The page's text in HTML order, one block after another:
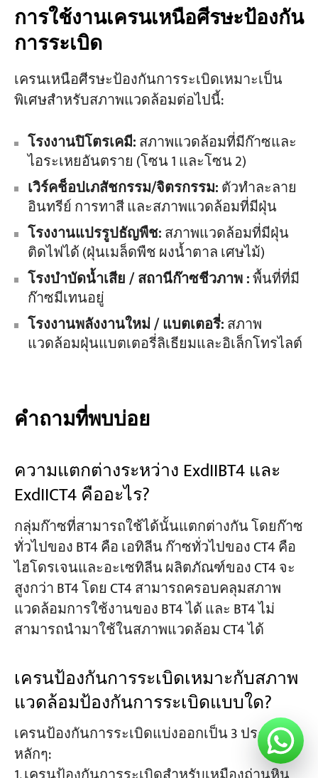
การใช้งานเครนเหนือศีรษะป้องกัน
การระเบิด
เครนเหนือศีรษะป้องกันการระเบิดเหมาะเป็น
พิเศษสำหรับสภาพแวดล้อมต่อไปนี้:
โรงงานปิโตรเคมี:สภาพแวดล้อมที่มีก๊าซและ
ไอระเหยอันตราย (โซน 1 และโซน 2)
เวิร์คช็อปเภสัชกรรม/จิตรกรรม:ตัวทำละลาย
อินทรีย์ การทาสี และสภาพแวดล้อมที่มีฝุ่น
โรงงานแปรรูปธัญพืช:สภาพแวดล้อมที่มีฝุ่น
ติดไฟได้ (ฝุ่นเมล็ดพืช ผงน้ำตาล เศษไม้)
โรงบำบัดน้ำเสีย / สถานีก๊าซชีวภาพ :พื้นที่ที่มี
ก๊าซมีเทนอยู่
โรงงานพลังงานใหม่ / แบตเตอรี่:สภาพ
แวดล้อมฝุ่นแบตเตอรี่ลิเธียมและอิเล็กโทรไลต์
คำถามที่พบบ่อย
ความแตกต่างระหว่าง ExdIIBT4 และ
ExdIICT4 คืออะไร?
กลุ่มก๊าซที่สามารถใช้ได้นั้นแตกต่างกัน โดยก๊าซ
ทั่วไปของ BT4 คือ เอทิลีน ก๊าซทั่วไปของ CT4 คือ
ไฮโดรเจนและอะเซทิลีน ผลิตภัณฑ์ของ CT4 จะ
สูงกว่า BT4 โดย CT4 สามารถครอบคลุมสภาพ
แวดล้อมการใช้งานของ BT4 ได้ และ BT4 ไม่
สามารถนำมาใช้ในสภาพแวดล้อม CT4 ได้
เครนป้องกันการระเบิดเหมาะกับสภาพ
แวดล้อมป้องกันการระเบิดแบบใด?
เครนป้องกันการระเบิดแบ่งออกเป็น 3 ประเภท
หลักๆ: